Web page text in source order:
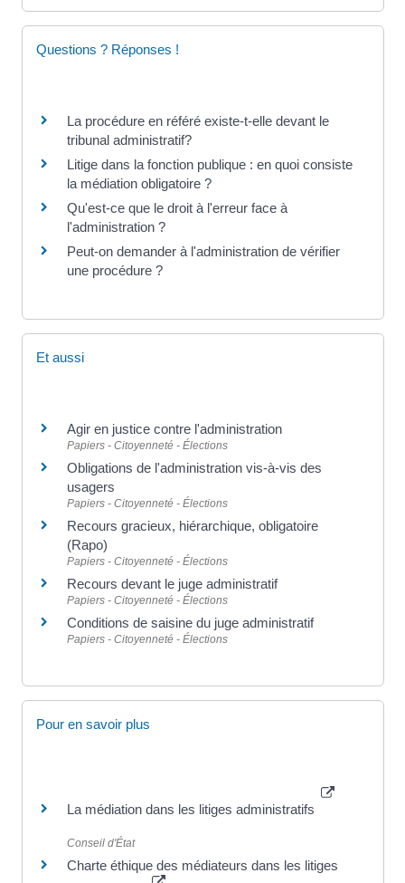
Questions ? Réponses !
La procédure en référé existe-t-elle devant le
tribunal administratif?
Litige dans la fonction publique : en quoi consiste
la médiation obligatoire ?
Qu'est-ce que le droit à l'erreur face à
l'administration ?
Peut-on demander à l'administration de vérifier
une procédure ?
Et aussi
Agir en justice contre l'administration
Papiers - Citoyenneté - Élections
Obligations de l'administration vis-à-vis des
usagers
Papiers - Citoyenneté - Élections
Recours gracieux, hiérarchique, obligatoire
(Rapo)
Papiers - Citoyenneté - Élections
Recours devant le juge administratif
Papiers - Citoyenneté - Élections
Conditions de saisine du juge administratif
Papiers - Citoyenneté - Élections
Pour en savoir plus
La médiation dans les litiges administratifs
Conseil d'État
Charte éthique des médiateurs dans les litiges